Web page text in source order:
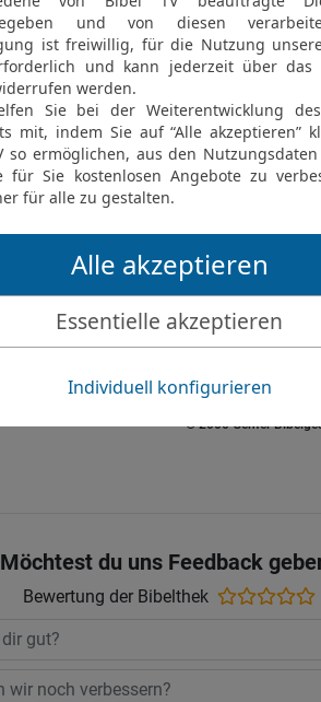
24 Schaffe
Gott, dass sie
25 dass sie
haben wir’s
verschlungen!«
26 Es sollen
sich über
sich kleiden,
27 Aber
sei
28 Und meine
deinem Lob
© 2000 Genfer
Möchtest du uns Feedback
Bewertung der Bibelthek